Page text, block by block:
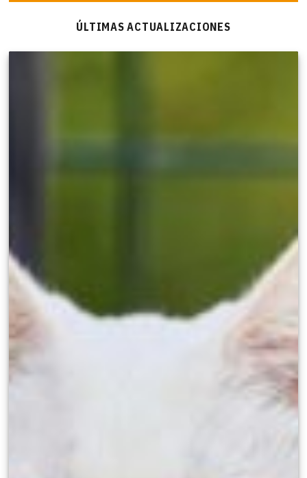
ÚLTIMAS ACTUALIZACIONES